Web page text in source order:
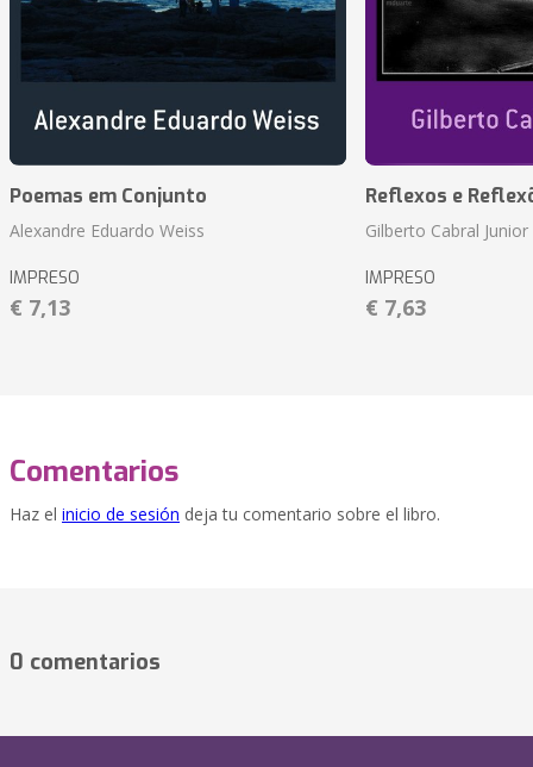
Poemas em Conjunto
Alexandre Eduardo Weiss
IMPRESO
€ 7,13
Reflexos e
Gilberto Cabral Junior
IMPRESO
€ 7,63
Comentarios
Haz el inicio de sesión deja tu comentario sobre el libro.
0 comentarios